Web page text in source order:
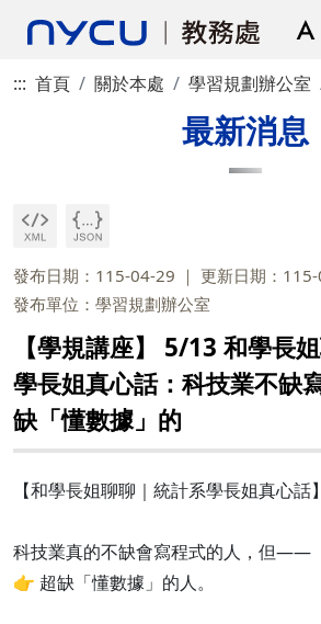
::: 首頁 關於本處 學習規劃辦公室
最新消息
發布日期：115-04-29
更新日期：
發布單位：學習規劃辦公室
【學規講座】 5/13 和學長
學長姐真心話：科技業不缺
缺「懂數據」的
【和學長姐聊聊｜統計系學長姐真心話】
科技業真的不缺會寫程式的人，但——
👉 超缺「懂數據」的人。